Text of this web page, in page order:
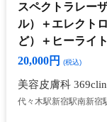
スペクトラレー
ル）＋エレクト
ど）＋ヒーライ
20,000円
(税込)
美容皮膚科
代々木駅新宿駅南新宿